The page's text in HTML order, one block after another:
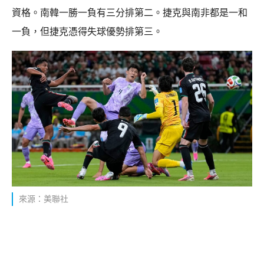
資格。南韓一勝一負有三分排第二。捷克與南非都是一和
一負，但捷克憑得失球優勢排第三。
來源：美聯社